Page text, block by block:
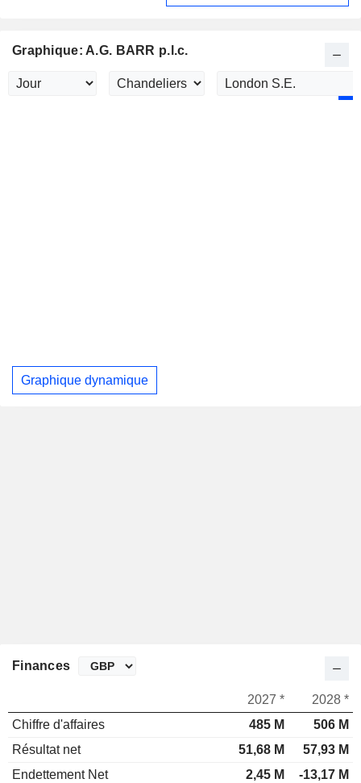
Graphique: A.G. BARR p.l.c.
Graphique dynamique
Finances
2027 *
2028 *
Chiffre d'affaires
485 M
506 M
Résultat net
51,68 M
57,93 M
Endettement Net
2,45 M -13,17 M